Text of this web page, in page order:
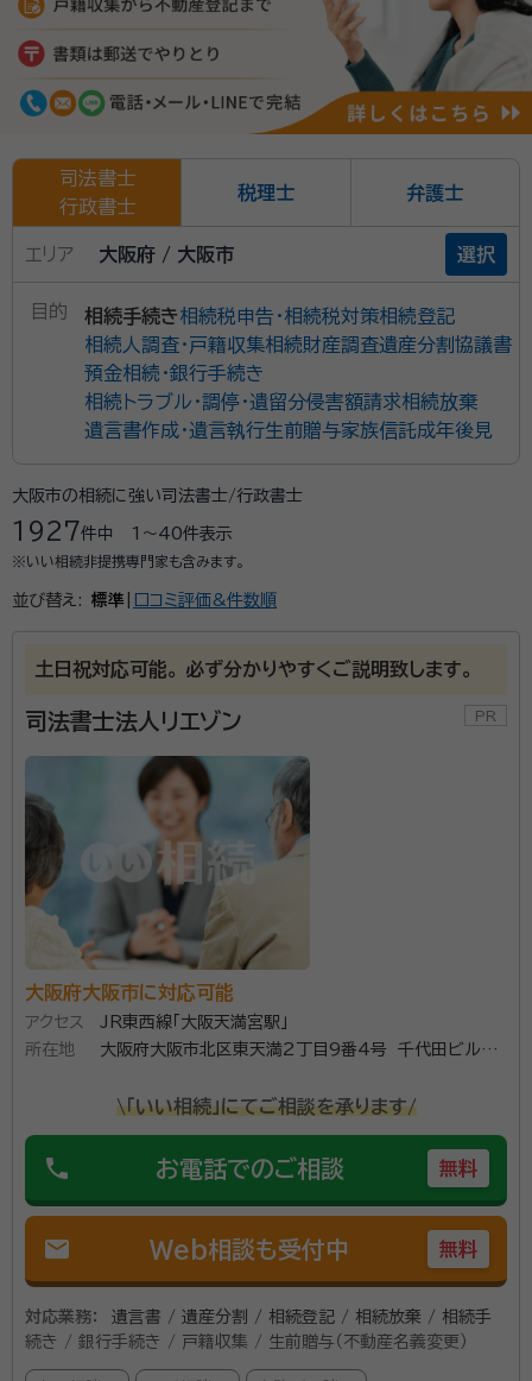
司法書士
行政書士
税理士 弁護士
エリア 大阪府 / 大阪市 選択
目的 相続手続き相続税申告・相続税対策相続登記
相続人調査・戸籍収集相続財産調査遺産分割協議書
預金相続・銀行手続き
相続トラブル・調停・遺留分侵害額請求相続放棄
遺言書作成・遺言執行生前贈与家族信託成年後見
大阪市の相続に強い司法書士/行政書士
1927件中 1〜40件表示
※いい相続非提携専門家も含みます。
並び替え: 標準 口コミ評価&件数順
土日祝対応可能。 必ず分かりやすくご説明致します。
司法書士法人リエゾン
大阪府大阪市に対応可能
アクセス
JR東西線「大阪天満宮駅」
所在地
大阪府大阪市北区東天満2丁目9番4号 千代田ビル東
\「いい相続」にてご相談を承ります/
phone お電話でのご相談 無料
mail Web相談も受付中 無料
対応業務：
遺言書 / 遺産分割 / 相続登記 / 相続放棄 / 相続手
続き / 銀行手続き / 戸籍収集 / 生前贈与（不動産名義変更）